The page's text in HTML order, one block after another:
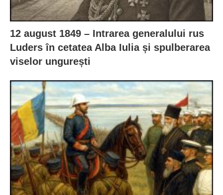
12 august 1849 – Intrarea generalului rus
Luders în cetatea Alba Iulia și spulberarea
viselor ungurești